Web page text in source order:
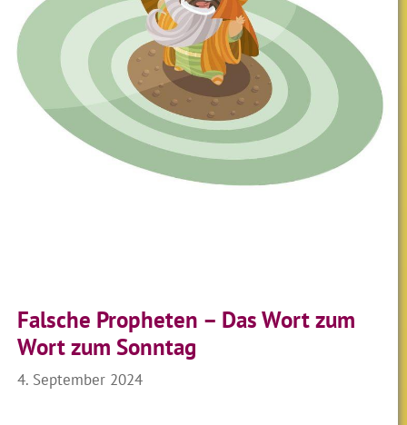
Falsche Propheten – Das Wort zum
Wort zum Sonntag
4. September 2024